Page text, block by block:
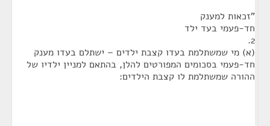
"זכאות למענק
חד-פעמי בעד ילד
2.
(א) מי שמשתלמת בעדו קצבת ילדים – ישתלם בעדו מענק
חד-פעמי בסכומים המפורטים להלן, בהתאם למניין ילדיו של
ההורה שמשתלמת לו קצבת הילדים: